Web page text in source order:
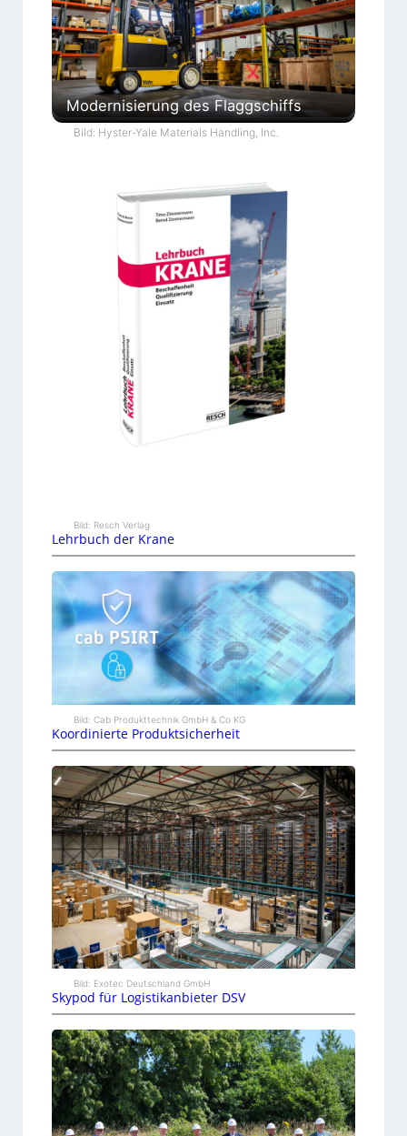
Modernisierung des Flaggschiffs
Bild: Hyster-Yale Materials Handling, Inc.
Bild: Resch Verlag
Lehrbuch der Krane
Bild: Cab Produkttechnik GmbH & Co KG
Koordinierte Produktsicherheit
Bild: Exotec Deutschland GmbH
Skypod für Logistikanbieter DSV